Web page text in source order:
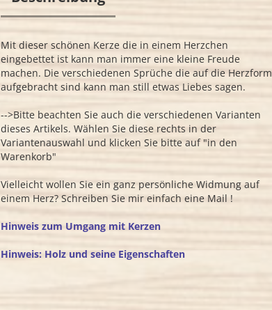
Mit dieser schönen Kerze die in einem Herzchen
eingebettet ist kann man immer eine kleine Freude
machen. Die verschiedenen Sprüche die auf die Herzform
aufgebracht sind kann man still etwas Liebes sagen.
-->Bitte beachten Sie auch die verschiedenen Varianten
dieses Artikels. Wählen Sie diese rechts in der
Variantenauswahl und klicken Sie bitte auf "in den
Warenkorb"
Vielleicht wollen Sie ein ganz persönliche Widmung auf
einem Herz? Schreiben Sie mir einfach eine Mail !
Hinweis zum Umgang mit Kerzen
Hinweis: Holz und seine Eigenschaften